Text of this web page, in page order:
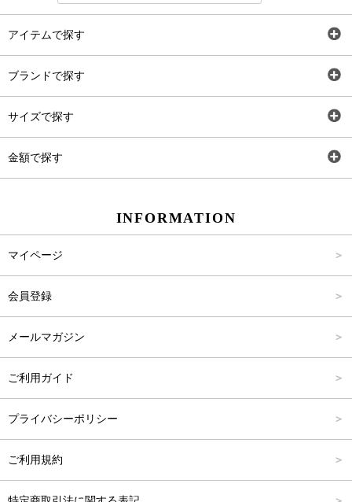
アイテムで探す
ブランドで探す
サイズで探す
金額で探す
INFORMATION
マイページ
会員登録
メールマガジン
ご利用ガイド
プライバシーポリシー
ご利用規約